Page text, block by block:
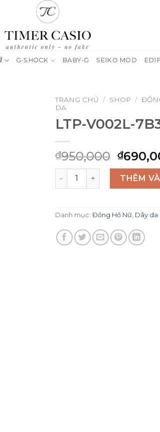
G-SHOCK BABY-G SEIKO MOD
TRANG CHỦ / SHOP /
DA
LTP-V002L-
₫950,000 Giá
gốc
là:
₫
LTP-V002L-7B3 số lượng
THÊM
Danh mục: Đồng Hồ Nữ, Dây da